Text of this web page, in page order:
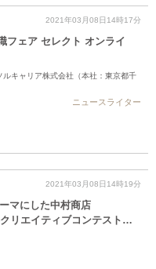
2021年03月08日14時17分
フェア セレクト オンライ
キャリア株式会社（本社：東京都千
ニュースライター
2021年03月08日14時19分
マにした中村商店
リエイティブコンテスト…